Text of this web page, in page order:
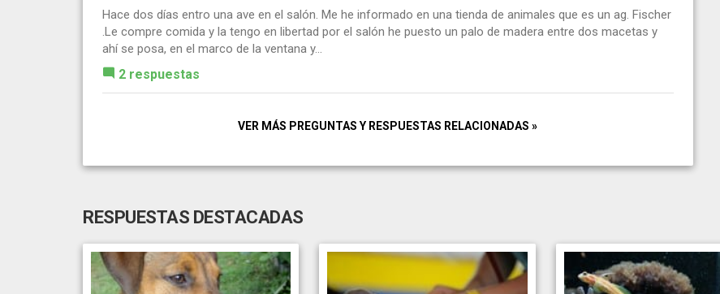
Hace dos días entro una ave en el salón. Me he informado en una tienda de animales que es un ag. Fischer
.Le compre comida y la tengo en libertad por el salón he puesto un palo de madera entre dos macetas y
ahí se posa, en el marco de la ventana y...
2 respuestas
VER MÁS PREGUNTAS Y RESPUESTAS RELACIONADAS »
RESPUESTAS DESTACADAS